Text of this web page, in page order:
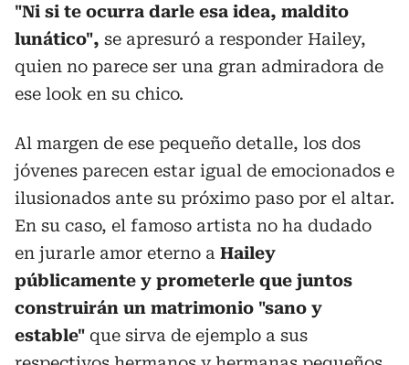
"Ni si te ocurra darle esa idea, maldito
lunático", se apresuró a responder Hailey,
quien no parece ser una gran admiradora de
ese look en su chico.
Al margen de ese pequeño detalle, los dos
jóvenes parecen estar igual de emocionados e
ilusionados ante su próximo paso por el altar.
En su caso, el famoso artista no ha dudado
en jurarle amor eterno a Hailey
públicamente y prometerle que juntos
construirán un matrimonio "sano y
estable" que sirva de ejemplo a sus